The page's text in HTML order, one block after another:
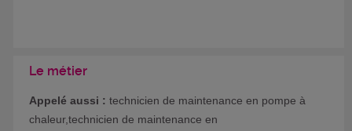
Le métier
Appelé aussi : technicien de maintenance en pompe à
chaleur,technicien de maintenance en